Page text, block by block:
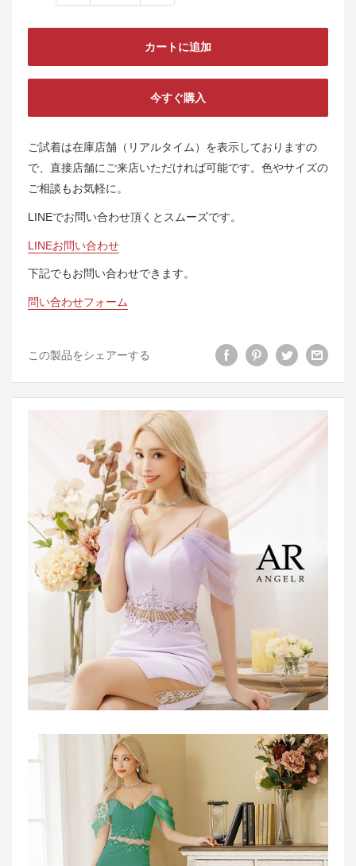
カートに追加
今すぐ購入
ご試着は在庫店舗（リアルタイム）を表示しておりますの
で、直接店舗にご来店いただければ可能です。色やサイズの
ご相談もお気軽に。
LINEでお問い合わせ頂くとスムーズです。
LINEお問い合わせ
下記でもお問い合わせできます。
問い合わせフォーム
この製品をシェアーする